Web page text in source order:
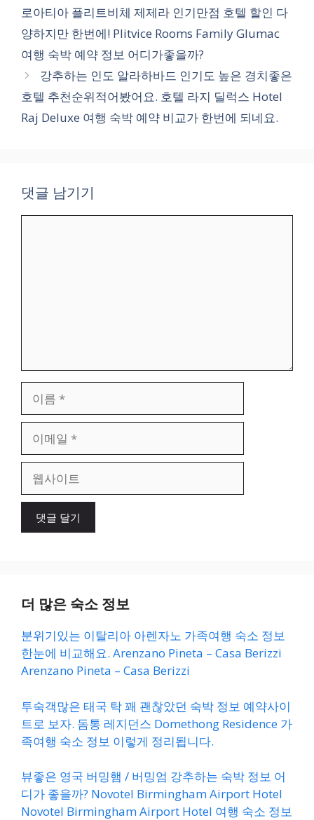
리
로아티아 플리트비체 제제라 인기만점 호텔 할인 다
양하지만 한번에! Plitvice Rooms Family Glumac
여행 숙박 예약 정보 어디가좋을까?
강추하는 인도 알라하바드 인기도 높은 경치좋은
호텔 추천순위적어봤어요. 호텔 라지 딜럭스 Hotel
Raj Deluxe 여행 숙박 예약 비교가 한번에 되네요.
댓글 남기기
일
이
더 많은 숙소 정보
분위기있는 이탈리아 아렌자노 가족여행 숙소 정보
한눈에 비교해요. Arenzano Pineta – Casa Berizzi
Arenzano Pineta – Casa Berizzi
투숙객많은 태국 탁 꽤 괜찮았던 숙박 정보 예약사이
트로 보자. 돔통 레지던스 Domethong Residence 가
족여행 숙소 정보 이렇게 정리됩니다.
뷰좋은 영국 버밍햄 / 버밍엄 강추하는 숙박 정보 어
디가 좋을까? Novotel Birmingham Airport Hotel
Novotel Birmingham Airport Hotel 여행 숙소 정보